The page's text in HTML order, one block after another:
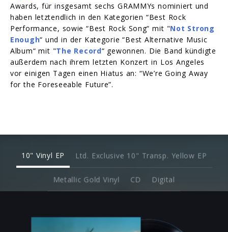
Awards, für insgesamt sechs GRAMMYs nominiert und
haben letztendlich in den Kategorien “Best Rock
Performance, sowie “Best Rock Song“ mit "Not Strong
Enough“ und in der Kategorie “Best Alternative Music
Album“ mit "The Record“ gewonnen. Die Band kündigte
außerdem nach ihrem letzten Konzert in Los Angeles
vor einigen Tagen einen Hiatus an: “We’re Going Away
for the Foreseeable Future”.
10" Vinyl EP Ltd. Exclusive 10" Transp. Yellow EP
Metallic Gold Vinyl CD Digital